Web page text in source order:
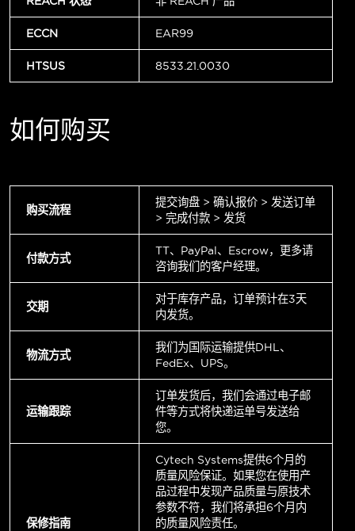
ECCN EAR99
HTSUS 8533.21.0030
如何购买
购买流程
提交询盘 > 确认报价 > 发送订单
> 完成付款 > 发货
付款方式
TT、PayPal、Escrow，更多请
咨询我们的客户经理。
交期
对于库存产品，订单预计在3天
内发货。
物流方式
我们为国际运输提供DHL、
FedEx、UPS。
运输跟踪
订单发货后，我们会通过电子邮
件等方式将快递运单号发送给
您。
保修指南
Cytech Systems提供6个月的
质量风险保证。如果您在使用产
品过程中发现产品质量与原技术
参数不符，我们将承担6个月内
的质量风险责任。